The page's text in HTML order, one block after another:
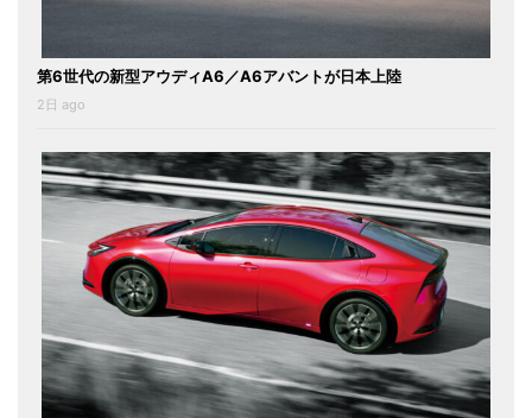
第6世代の新型アウディA6／A6アバントが日本上陸
2日 ago